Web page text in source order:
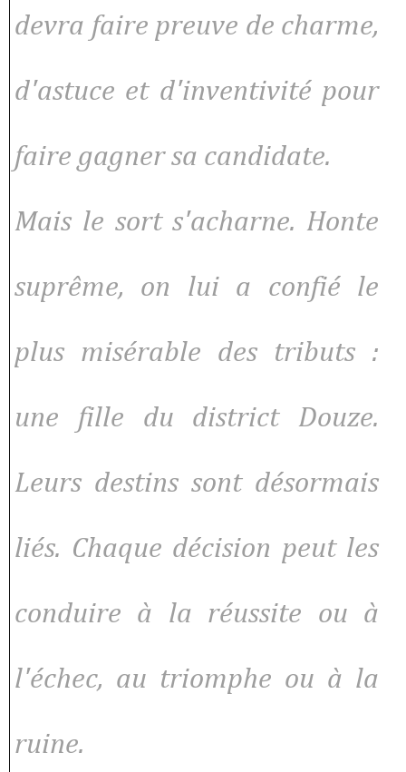
devra faire preuve de charme,
d'astuce et d'inventivité pour
faire gagner sa candidate.
Mais le sort s'acharne. Honte
suprême, on lui a confié le
plus misérable des tributs :
une fille du district Douze.
Leurs destins sont désormais
liés. Chaque décision peut les
conduire à la réussite ou à
l'échec, au triomphe ou à la
ruine.